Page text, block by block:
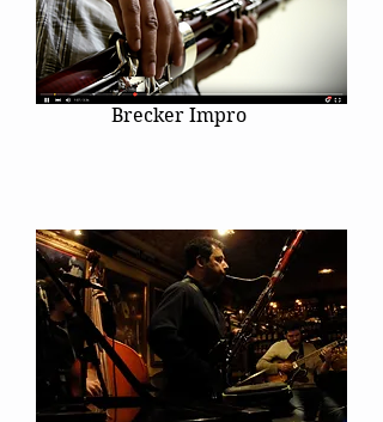
Brecker Impro